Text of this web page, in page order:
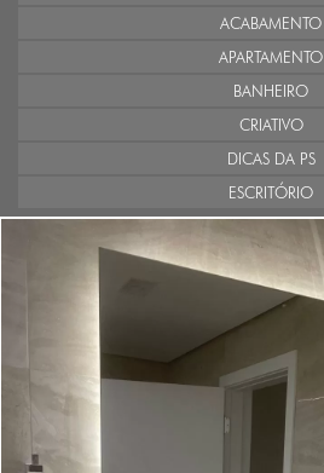
ACABAMENTO
APARTAMENTO
BANHEIRO
CRIATIVO
DICAS DA PS
ESCRITÓRIO